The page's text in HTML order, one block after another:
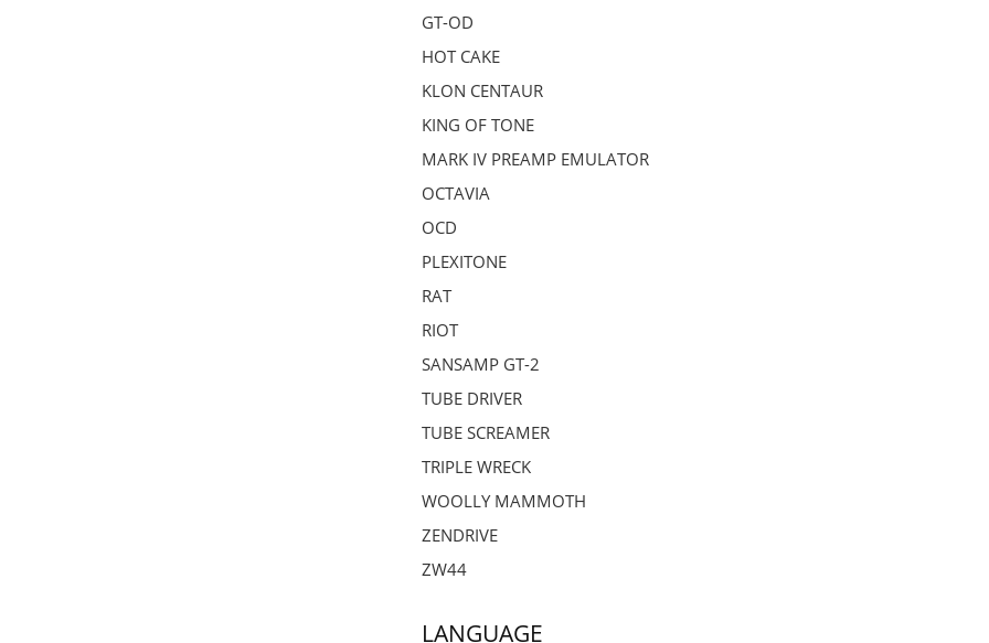
GT-OD
HOT CAKE
KLON CENTAUR
KING OF TONE
MARK IV PREAMP EMULATOR
OCTAVIA
OCD
PLEXITONE
RAT
RIOT
SANSAMP GT-2
TUBE DRIVER
TUBE SCREAMER
TRIPLE WRECK
WOOLLY MAMMOTH
ZENDRIVE
ZW44
LANGUAGE